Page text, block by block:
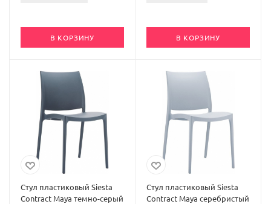
В КОРЗИНУ В КОРЗИНУ
Стул пластиковый Siesta
Contract Maya темно-серый
Стул пластиковый Siesta
Contract Maya серебристый